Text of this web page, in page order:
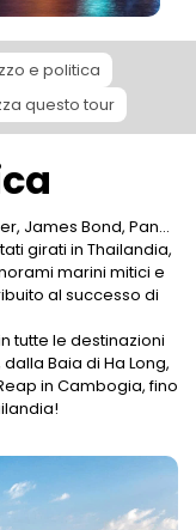
e politica
questo tour
James Bond, Pan...
girati in Thailandia,
marini mitici e
al successo di
tutte le destinazioni
Baia di Ha Long,
in Cambogia, fino